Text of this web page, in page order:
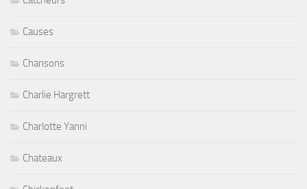
Causes
Chansons
Charlie Hargrett
Charlotte Yanni
Chateaux